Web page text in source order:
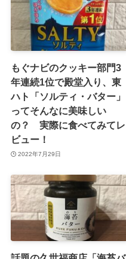
もぐナビのクッキー部門3
年連続1位で殿堂入り、東
ハト「ソルティ・バター」
ってそんなに美味しい
の？ 実際に食べてみてレ
ビュー！
2022年7月29日